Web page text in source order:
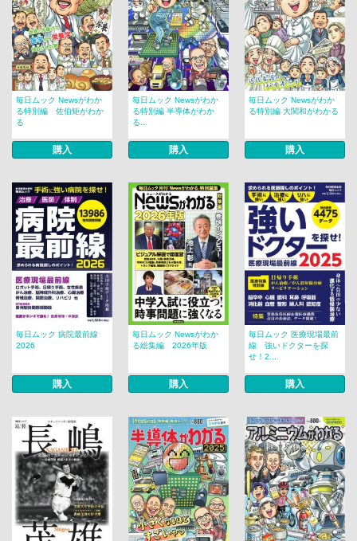
毎日ムック Newsがわか
る特別編 佐伯矩がわか
る
購入
毎日ムック Newsがわか
る特別編 半導体がわか
る...
購入
毎日ムック Newsがわか
る特別編 大関和がわかる
購入
毎日ムック 病院最前線
2026
購入
毎日ムック Newsがわか
る総集編 2026年版
購入
毎日ムック 医療現場最前
線 強いドクターを探
せ！2...
購入